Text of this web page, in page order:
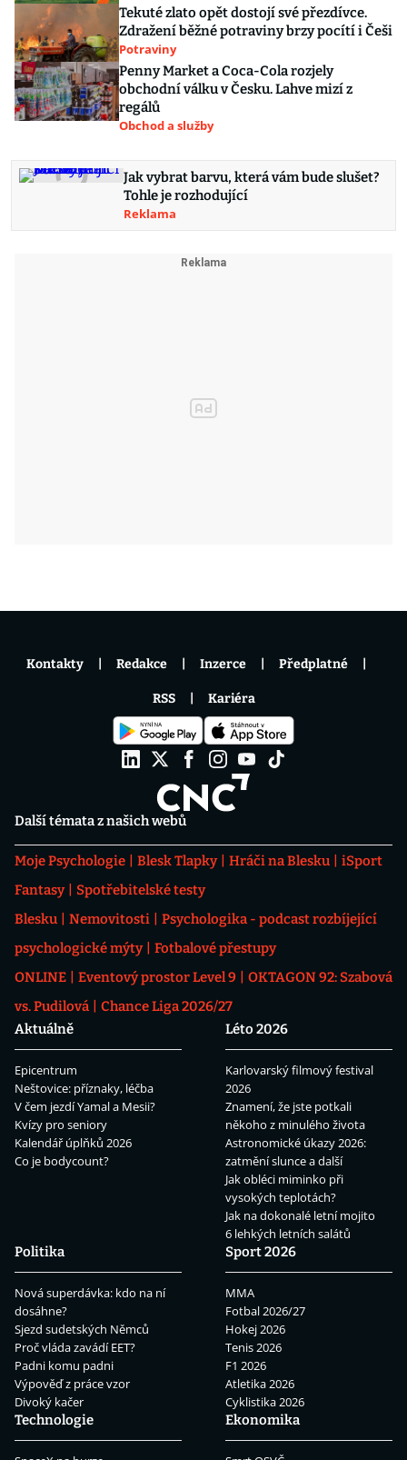
Tekuté zlato opět dostojí své přezdívce.
Zdražení běžné potraviny brzy pocítí i Češi
Potraviny
Penny Market a Coca-Cola rozjely
obchodní válku v Česku. Lahve mizí z
regálů
Obchod a služby
Jak vybrat barvu, která vám bude slušet?
Tohle je rozhodující
Reklama
Další témata z našich webů
Moje Psychologie Blesk Tlapky Hráči na Blesku
iSport
Fantasy
Spotřebitelské testy
Blesku
Nemovitosti
Psychologika - podcast rozbíjející
psychologické mýty
Fotbalové přestupy
ONLINE
Eventový prostor Level 9
OKTAGON 92: Szabová
vs. Pudilová
Chance Liga 2026/27
Aktuálně
Epicentrum
Neštovice: příznaky, léčba
V čem jezdí Yamal a Mesii?
Kvízy pro seniory
Kalendář úplňků 2026
Co je bodycount?
Léto 2026
Karlovarský filmový festival
2026
Znamení, že jste potkali
někoho z minulého života
Astronomické úkazy 2026:
zatmění slunce a další
Jak obléci miminko při
vysokých teplotách?
Jak na dokonalé letní mojito
6 lehkých letních salátů
Politika
Nová superdávka: kdo na ní
dosáhne?
Sjezd sudetských Němců
Proč vláda zavádí EET?
Padni komu padni
Výpověď z práce vzor
Divoký kačer
Sport 2026
MMA
Fotbal 2026/27
Hokej 2026
Tenis 2026
F1 2026
Atletika 2026
Cyklistika 2026
Technologie
Ekonomika
Kontakty Redakce Inzerce Předplatné
RSS Kariéra